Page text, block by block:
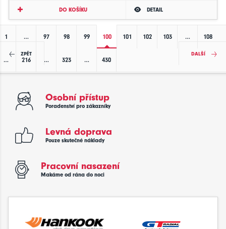
DO KOŠÍKU DETAIL
ZPĚT
1 … 97 98 99 100 101 102 103 … 108
… 216 … 323 … 430
DALŠÍ
Osobní přístup
Poradenství pro zákazníky
Levná doprava
Pouze skutečné náklady
Pracovní nasazení
Makáme od rána do noci